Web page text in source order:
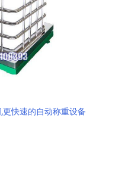
快速的自动称重设备